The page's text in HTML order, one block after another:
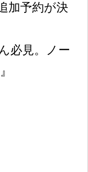
加予約が決
必見。ノー